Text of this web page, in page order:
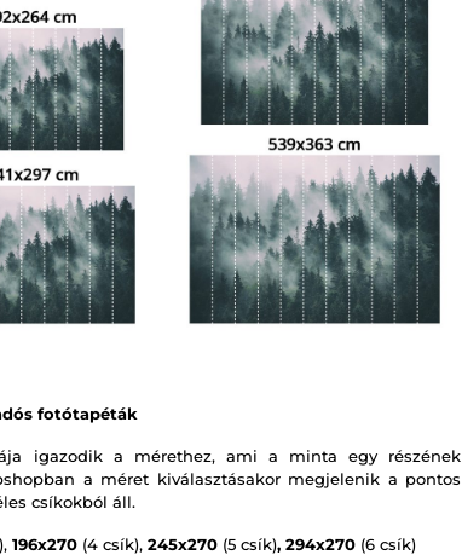
fotótapéták
igazodik a mérethez, ami a minta egy részének
a méret kiválasztásakor megjelenik a pontos
csíkokból áll.
196x270 (4 csík), 245x270 (5 csík), 294x270 (6 csík)